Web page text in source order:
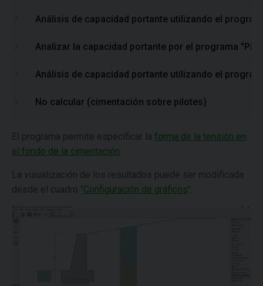
Análisis de capacidad portante utilizando el
Analizar la capacidad portante por el programa
Análisis de capacidad portante utilizando el
No calcular (cimentación sobre pilotes)
El programa permite especificar la forma de la tensión en
el fondo de la cimentación
La visualización de los resultados puede ser modificada
desde el cuadro "Configuración de gráficos".